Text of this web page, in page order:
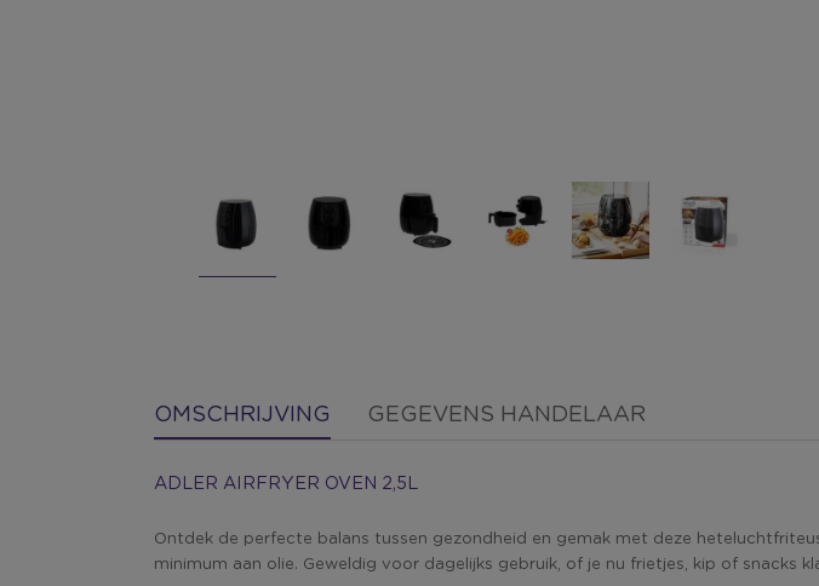
OMSCHRIJVING GEGEVENS HANDELAAR
ADLER AIRFRYER OVEN 2,5L
Ontdek de perfecte balans tussen gezondheid en gemak met deze
minimum aan olie. Geweldig voor dagelijks gebruik, of je nu frietjes, kip of snacks